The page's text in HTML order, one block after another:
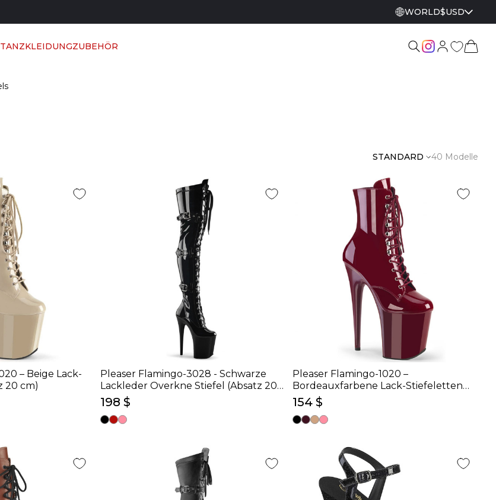
WORLD$USD
TANZKLEIDUNGZUBEHÖR
STANDARD 40 Modelle
– Beige Lack-
20 cm)
Pleaser Flamingo-3028 - Schwarze
Lackleder Overkne Stiefel (Absatz 20
cm)
198 $
Pleaser Flamingo-1020 –
Bordeauxfarbene Lack-Stiefeletten
(Absatz 20 cm)
154 $